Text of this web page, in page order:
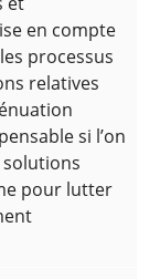
en compte
processus
relatives
si l’on
pour lutter